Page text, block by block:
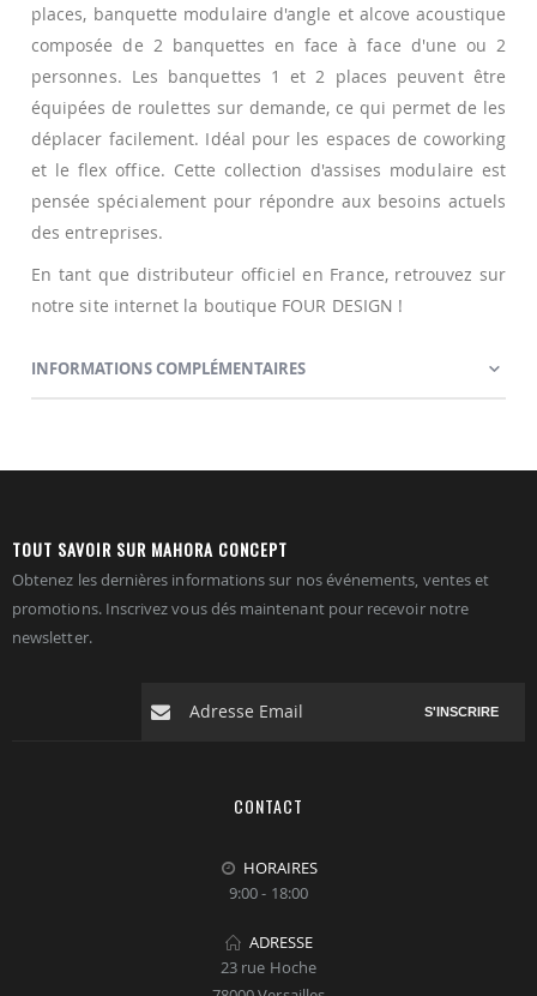
places, banquette modulaire d'angle et alcove acoustique
composée de 2 banquettes en face à face d'une ou 2
personnes. Les banquettes 1 et 2 places peuvent être
équipées de roulettes sur demande, ce qui permet de les
déplacer facilement. Idéal pour les espaces de coworking
et le flex office. Cette collection d'assises modulaire est
pensée spécialement pour répondre aux besoins actuels
des entreprises.
En tant que distributeur officiel en France, retrouvez sur
notre site internet la boutique FOUR DESIGN !
INFORMATIONS COMPLÉMENTAIRES
TOUT SAVOIR SUR MAHORA CONCEPT
Obtenez les dernières informations sur nos événements, ventes et
promotions. Inscrivez vous dés maintenant pour recevoir notre
newsletter.
S'INSCRIRE
CONTACT
HORAIRES
9:00 - 18:00
ADRESSE
23 rue Hoche